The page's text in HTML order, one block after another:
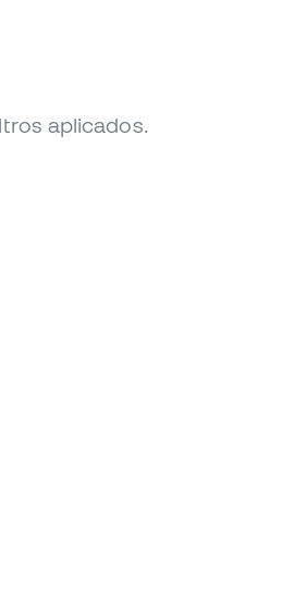
aplicados.